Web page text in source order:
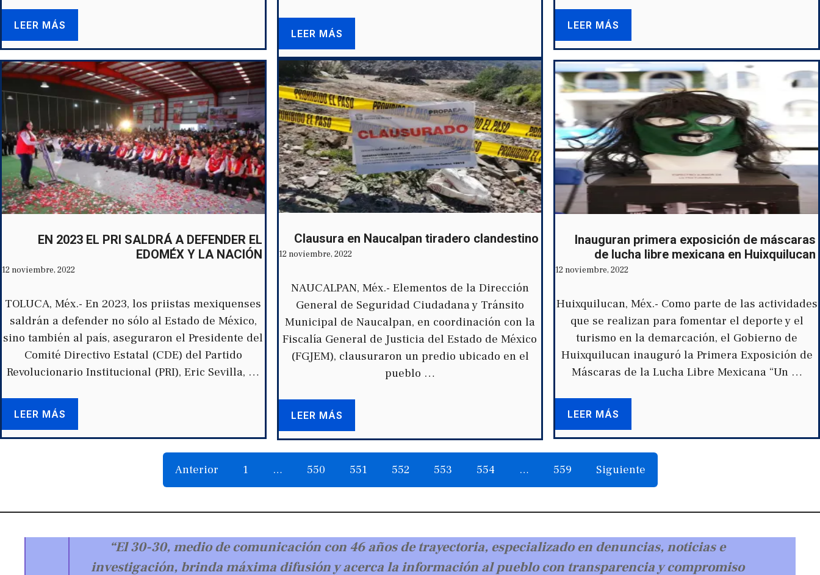
LEER MÁS
LEER MÁS
LEER MÁS
EN 2023 EL PRI SALDRÁ A DEFENDER EL
EDOMÉX Y LA NACIÓN
12 noviembre, 2022
TOLUCA, Méx.- En 2023, los priistas mexiquenses
saldrán a defender no sólo al Estado de México,
sino también al país, aseguraron el Presidente del
Comité Directivo Estatal (CDE) del Partido
Revolucionario Institucional (PRI), Eric Sevilla, …
LEER MÁS
Clausura en Naucalpan tiradero clandestino
12 noviembre, 2022
NAUCALPAN, Méx.- Elementos de la Dirección
General de Seguridad Ciudadana y Tránsito
Municipal de Naucalpan, en coordinación con la
Fiscalía General de Justicia del Estado de México
(FGJEM), clausuraron un predio ubicado en el
pueblo …
LEER MÁS
Inauguran primera exposición de máscaras
de lucha libre mexicana en Huixquilucan
12 noviembre, 2022
Huixquilucan, Méx.- Como parte de las actividades
que se realizan para fomentar el deporte y el
turismo en la demarcación, el Gobierno de
Huixquilucan inauguró la Primera Exposición de
Máscaras de la Lucha Libre Mexicana “Un …
LEER MÁS
Anterior 1 … 550 551 552 553 554 … 559 Siguiente
“El 30-30, medio de comunicación con 46 años de trayectoria, especializado en denuncias, noticias e
investigación, brinda máxima difusión y acerca la información al pueblo con transparencia y compromiso